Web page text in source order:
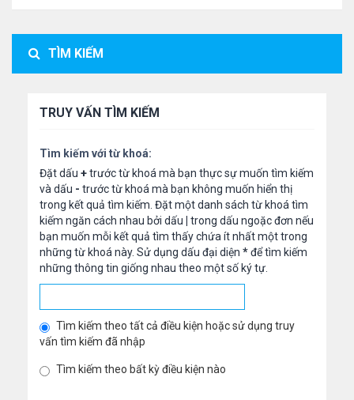
TÌM KIẾM
TRUY VẤN TÌM KIẾM
Tìm kiếm với từ khoá:
Đặt dấu +trước từ khoá mà bạn thực sự muốn tìm kiếm
và dấu - trước từ khoá mà bạn không muốn hiển thị
trong kết quả tìm kiếm. Đặt một danh sách từ khoá tìm
kiếm ngăn cách nhau bởi dấu
trong dấu ngoặc đơn nếu
bạn muốn mỗi kết quả tìm thấy chứa ít nhất một trong
những từ khoá này. Sử dụng dấu đại diện *để tìm kiếm
những thông tin giống nhau theo một số ký tự.
Tìm kiếm theo tất cả điều kiện hoặc sử dụng truy
vấn tìm kiếm đã nhập
Tìm kiếm theo bất kỳ điều kiện nào